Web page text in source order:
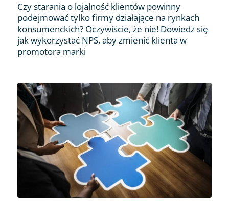
Czy starania o lojalność klientów powinny
podejmować tylko firmy działające na rynkach
konsumenckich? Oczywiście, że nie! Dowiedz się
jak wykorzystać NPS, aby zmienić klienta w
promotora marki